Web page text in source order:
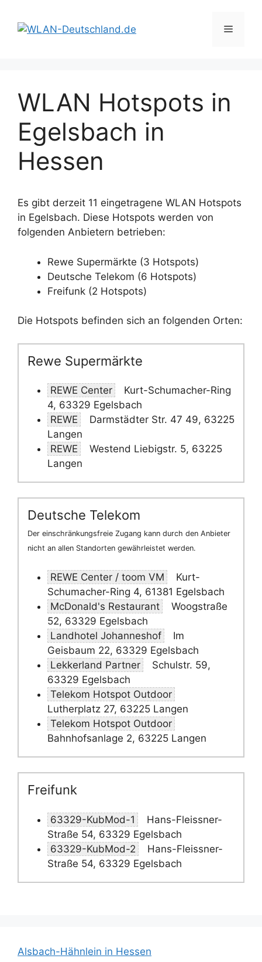
Inhalt
springen
Menü
WLAN Hotspots in
Egelsbach in
Hessen
Es gibt derzeit 11 eingetragene WLAN Hotspots
in Egelsbach. Diese Hotspots werden von
folgenden Anbietern betrieben:
Rewe Supermärkte (3 Hotspots)
Deutsche Telekom (6 Hotspots)
Freifunk (2 Hotspots)
Die Hotspots befinden sich an folgenden Orten:
Rewe Supermärkte
REWE Center
Kurt-Schumacher-Ring
4, 63329 Egelsbach
REWE
Darmstädter Str. 47 49, 63225
Langen
REWE
Westend Liebigstr. 5, 63225
Langen
Deutsche Telekom
Der einschränkungsfreie Zugang kann durch den Anbieter
nicht an allen Standorten gewährleistet werden.
REWE Center / toom VM
Kurt-
Schumacher-Ring 4, 61381 Egelsbach
McDonald's Restaurant
Woogstraße
52, 63329 Egelsbach
Landhotel Johanneshof
Im
Geisbaum 22, 63329 Egelsbach
Lekkerland Partner
Schulstr. 59,
63329 Egelsbach
Telekom Hotspot Outdoor
Lutherplatz 27, 63225 Langen
Telekom Hotspot Outdoor
Bahnhofsanlage 2, 63225 Langen
Freifunk
63329-KubMod-1
Hans-Fleissner-
Straße 54, 63329 Egelsbach
63329-KubMod-2
Hans-Fleissner-
Straße 54, 63329 Egelsbach
Alsbach-Hähnlein in Hessen